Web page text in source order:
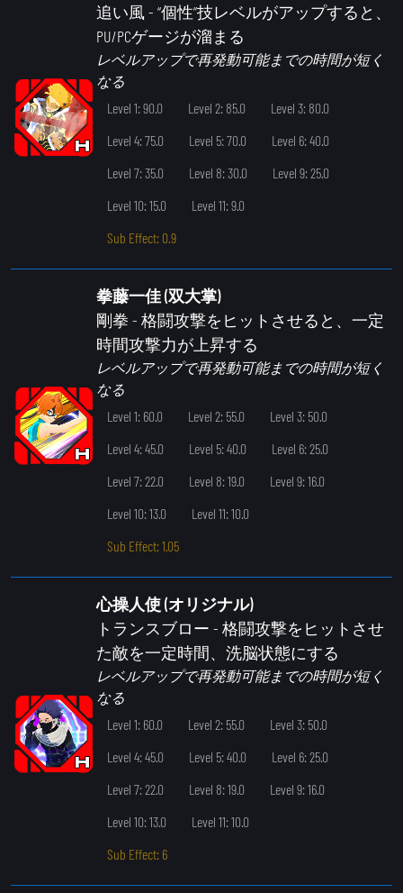
追い風- “個性”技レベルがアップすると、
PU/PCゲージが溜まる
レベルアップで再発動可能までの時間が短く
なる
Level 1: 90.0
Level 2: 85.0
Level 3: 80.0
Level 4: 75.0
Level 5: 70.0
Level 6: 40.0
Level 7: 35.0
Level 8: 30.0
Level 9: 25.0
Level 10: 15.0
Level 11: 9.0
Sub Effect: 0.9
拳藤一佳 (双大掌)
剛拳 - 格闘攻撃をヒットさせると、一定
時間攻撃力が上昇する
レベルアップで再発動可能までの時間が短く
なる
Level 1: 60.0
Level 2: 55.0
Level 3: 50.0
Level 4: 45.0
Level 5: 40.0
Level 6: 25.0
Level 7: 22.0
Level 8: 19.0
Level 9: 16.0
Level 10: 13.0
Level 11: 10.0
Sub Effect: 1.05
心操人使 (オリジナル)
トランスブロー - 格闘攻撃をヒットさせ
た敵を一定時間、洗脳状態にする
レベルアップで再発動可能までの時間が短く
なる
Level 1: 60.0
Level 2: 55.0
Level 3: 50.0
Level 4: 45.0
Level 5: 40.0
Level 6: 25.0
Level 7: 22.0
Level 8: 19.0
Level 9: 16.0
Level 10: 13.0
Level 11: 10.0
Sub Effect: 6